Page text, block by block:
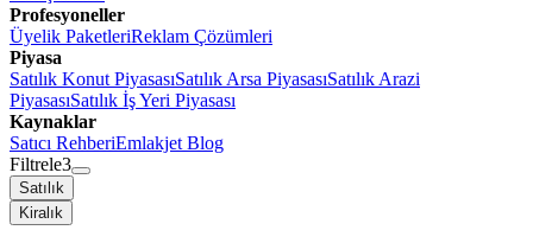
Profesyoneller
Üyelik PaketleriReklam Çözümleri
Piyasa
Satılık Konut PiyasasıSatılık Arsa PiyasasıSatılık Arazi
PiyasasıSatılık İş Yeri Piyasası
Kaynaklar
Satıcı RehberiEmlakjet Blog
Filtrele3
Satılık
Kiralık